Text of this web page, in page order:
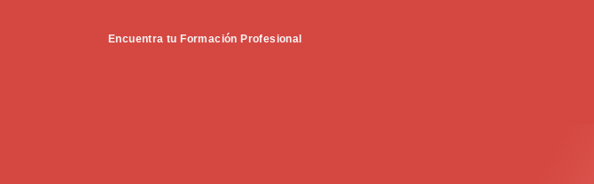
Encuentra tu Formación Profesional